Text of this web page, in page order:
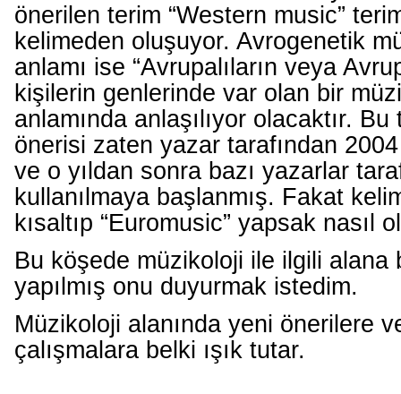
önerilen terim “Western music”
kelimeden oluşuyor. Avrogenetik
anlamı ise “Avrupalıların veya
kişilerin genlerinde var olan bir
anlamında anlaşılıyor olacaktır.
önerisi zaten yazar tarafından 2004
ve o yıldan sonra bazı yazarlar
kullanılmaya başlanmış. Fakat
kısaltıp “Euromusic” yapsak nasıl
Bu köşede müzikoloji ile ilgili alana
yapılmış onu duyurmak istedim.
Müzikoloji alanında yeni önerilere
çalışmalara belki ışık tutar.